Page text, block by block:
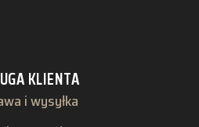
KLIENTA
i wysyłka